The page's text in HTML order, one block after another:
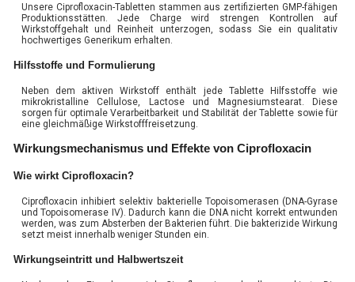
Unsere Ciprofloxacin-Tabletten stammen aus zertifizierten GMP-fähigen
Produktionsstätten. Jede Charge wird strengen Kontrollen auf
Wirkstoffgehalt und Reinheit unterzogen, sodass Sie ein qualitativ
hochwertiges Generikum erhalten.
Hilfsstoffe und Formulierung
Neben dem aktiven Wirkstoff enthält jede Tablette Hilfsstoffe wie
mikrokristalline Cellulose, Lactose und Magnesiumstearat. Diese
sorgen für optimale Verarbeitbarkeit und Stabilität der Tablette sowie für
eine gleichmäßige Wirkstofffreisetzung.
Wirkungsmechanismus und Effekte von Ciprofloxacin
Wie wirkt Ciprofloxacin?
Ciprofloxacin inhibiert selektiv bakterielle Topoisomerasen (DNA-Gyrase
und Topoisomerase IV). Dadurch kann die DNA nicht korrekt entwunden
werden, was zum Absterben der Bakterien führt. Die bakterizide Wirkung
setzt meist innerhalb weniger Stunden ein.
Wirkungseintritt und Halbwertszeit